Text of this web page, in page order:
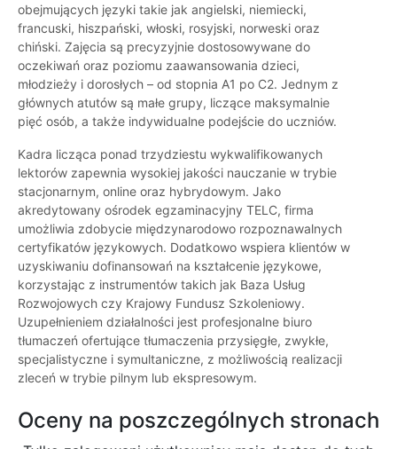
obejmujących języki takie jak angielski, niemiecki,
francuski, hiszpański, włoski, rosyjski, norweski oraz
chiński. Zajęcia są precyzyjnie dostosowywane do
oczekiwań oraz poziomu zaawansowania dzieci,
młodzieży i dorosłych – od stopnia A1 po C2. Jednym z
głównych atutów są małe grupy, liczące maksymalnie
pięć osób, a także indywidualne podejście do uczniów.
Kadra licząca ponad trzydziestu wykwalifikowanych
lektorów zapewnia wysokiej jakości nauczanie w trybie
stacjonarnym, online oraz hybrydowym. Jako
akredytowany ośrodek egzaminacyjny TELC, firma
umożliwia zdobycie międzynarodowo rozpoznawalnych
certyfikatów językowych. Dodatkowo wspiera klientów w
uzyskiwaniu dofinansowań na kształcenie językowe,
korzystając z instrumentów takich jak Baza Usług
Rozwojowych czy Krajowy Fundusz Szkoleniowy.
Uzupełnieniem działalności jest profesjonalne biuro
tłumaczeń ofertujące tłumaczenia przysięgłe, zwykłe,
specjalistyczne i symultaniczne, z możliwością realizacji
zleceń w trybie pilnym lub ekspresowym.
Oceny na poszczególnych stronach